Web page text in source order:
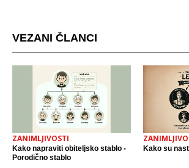
VEZANI ČLANCI
ZANIMLJIVOSTI
Kako napraviti obiteljsko stablo -
Porodično stablo
Kako su